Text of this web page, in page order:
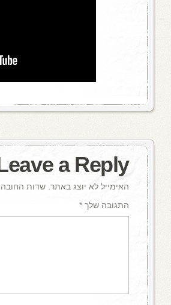
a Reply
האימייל לא יוצג באתר. שדות
התגובה שלך *